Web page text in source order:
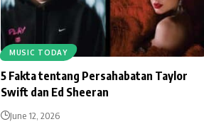
MUSIC TODAY
5 Fakta tentang Persahabatan Taylor
Swift dan Ed Sheeran
June 12, 2026